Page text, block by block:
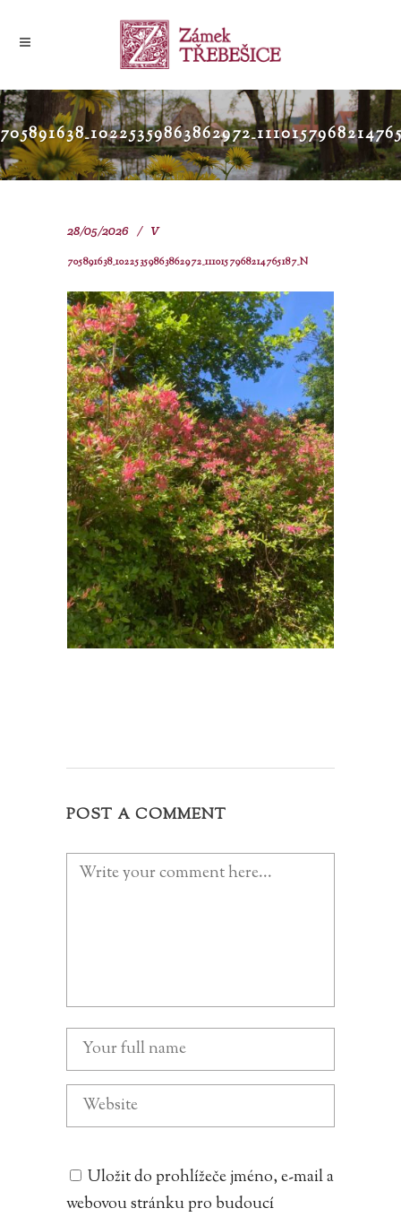
28/05/2026 V
705891638_10225359863862972_1110157968214765187_N
POST A COMMENT
Uložit do prohlížeče jméno, e-mail a
webovou stránku pro budoucí